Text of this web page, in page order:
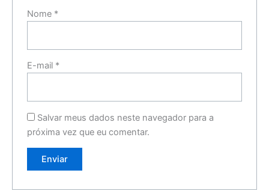
Nome *
E-mail *
Salvar meus dados neste navegador para a
próxima vez que eu comentar.